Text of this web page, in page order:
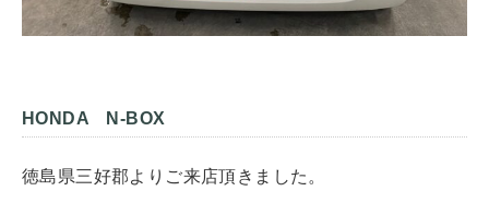
HONDA N-BOX
徳島県三好郡よりご来店頂きました。